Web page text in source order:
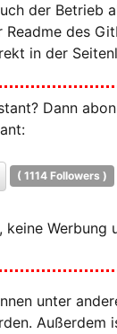
der Betrieb
des
in der
Dann
( 1114 Followers )
keine
unter